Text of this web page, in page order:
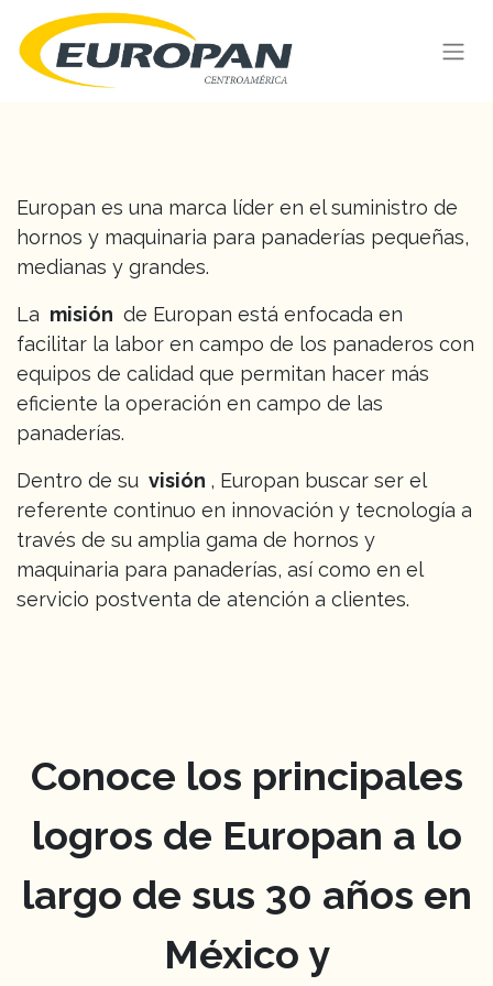
Europan es una marca líder en el suministro de
hornos y maquinaria para panaderías pequeñas,
medianas y grandes.
La misión de Europan está enfocada en
facilitar la labor en campo de los panaderos con
equipos de calidad que permitan hacer más
eficiente la operación en campo de las
panaderías.
Dentro de su visión , Europan buscar ser el
referente continuo en innovación y tecnología a
través de su amplia gama de hornos y
maquinaria para panaderías, así como en el
servicio postventa de atención a clientes.
Conoce los principales
logros de Europan a lo
largo de sus 30 años en
México y